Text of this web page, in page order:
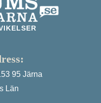
95 Järna
Län